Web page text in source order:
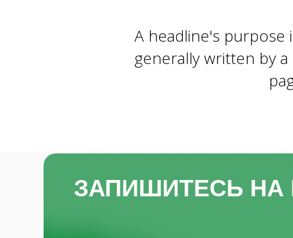
A headline's
generally written by
ЗАПИШИТЕСЬ НА